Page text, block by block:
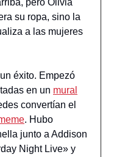
su ropa, sino la
a las mujeres
éxito. Empezó
en un mural
convertían el
. Hubo
junto a Addison
Night Live» y